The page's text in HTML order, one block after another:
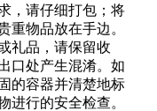
，请仔细打包；将
重物品放在手边。
礼品，请保留收
口处产生混淆。如
的容器并清楚地标
进行的安全检查。